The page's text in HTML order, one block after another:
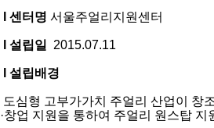
소l 센터명 서울주얼리지원센터
l 설립일 2015.07.11
l 설립배경
도심형 고부가가치 주얼리 산업이 창
·창업 지원을 통하여 주얼리 원스탑